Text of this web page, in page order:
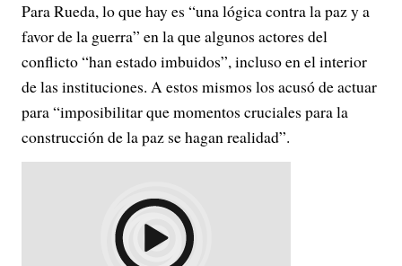
Para Rueda, lo que hay es “una lógica contra la paz y a
favor de la guerra” en la que algunos actores del
conflicto “han estado imbuidos”, incluso en el interior
de las instituciones. A estos mismos los acusó de actuar
para “imposibilitar que momentos cruciales para la
construcción de la paz se hagan realidad”.